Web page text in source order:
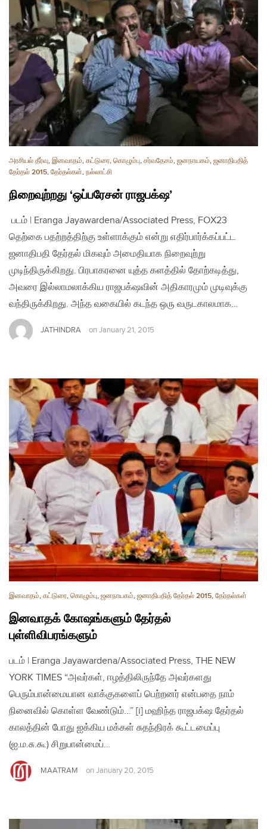
அரசியல் தீர்வு, இனவாதம், கட்டுரை, கொழும்பு, சர்வதேசம், ஜனநாயகம், ஜனாதிபதித்
தேர்தல் 2015, தேர்தல்கள், நல்லாட்சி
நிறைவுற்றது ‘ஒப்பரேசன் ராஜபக்‌ஷ’
படம் | Eranga Jayawardena/Associated Press, FOX23
தெற்கை பதற்றத்திற்கு உள்ளாக்கும் என்று எதிர்பார்க்கப்பட்ட
ஜனாதிபதி தேர்தல் மிகவும் அமைதியாக நிறைவுற்று
முடிந்திருக்கிறது. பிரபாகரனை யுத்த களத்தில் தோற்கடித்து,
அவரை இல்லாமலாக்கிய ராஜபக்‌ஷவின் அதிகாரமும் முடிவுக்கு
வந்திருக்கிறது. அந்த வகையில் கடந்த ஒரு வருடகாலமாக…
JATHINDRA on January 21, 2015
இனவாதம், கட்டுரை, கொழும்பு, ஜனநாயகம், ஜனாதிபதித் தேர்தல் 2015, தேர்தல்கள்
இனவாதக் கோஷங்களும் தேர்தல்
புள்ளிவிபரங்களும்
படம் | Eranga Jayawardena/Associated Press, THE NEW
YORK TIMES “அவர்கள், ஈழத்திலிருந்தே அவர்களது
பெரும்பான்மையான வாக்குகளைப் பெற்றனர் என்பதை நாம்
நினைவில் கொள்ள வேண்டும்…” [i] மஹிந்த ராஜபக்‌ஷ தேர்தல்
காலத்தின் போது ஐக்கிய மக்கள் சுதந்திரக் கூட்டமைப்பு
(ஐ.ம.சு.கூ) சிறுபான்மைப்…
MAATRAM on January 20, 2015